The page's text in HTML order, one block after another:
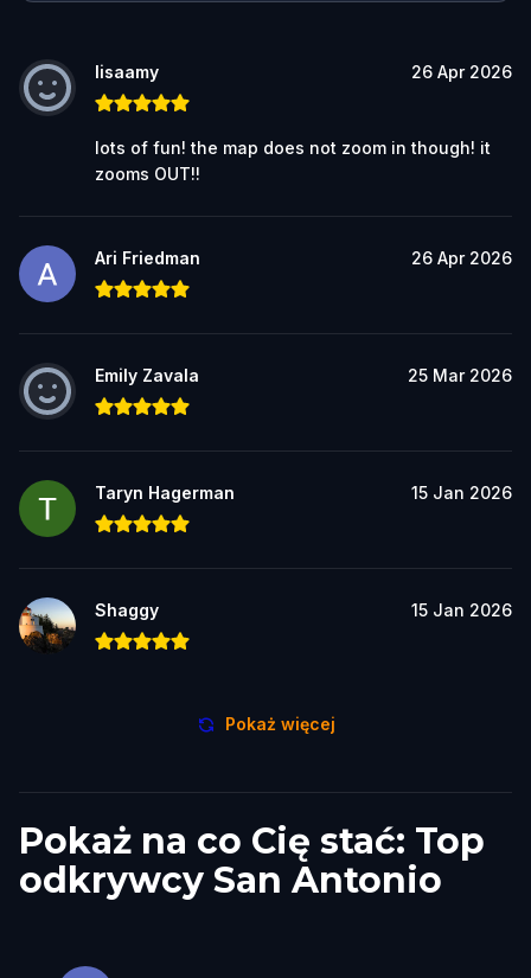
lisaamy 26 Apr 2026
lots of fun! the map does not zoom in though! it
zooms OUT!!
Ari Friedman 26 Apr 2026
Emily Zavala 25 Mar 2026
Taryn Hagerman 15 Jan 2026
Shaggy 15 Jan 2026
Pokaż więcej
Pokaż na co Cię stać: Top
odkrywcy San Antonio